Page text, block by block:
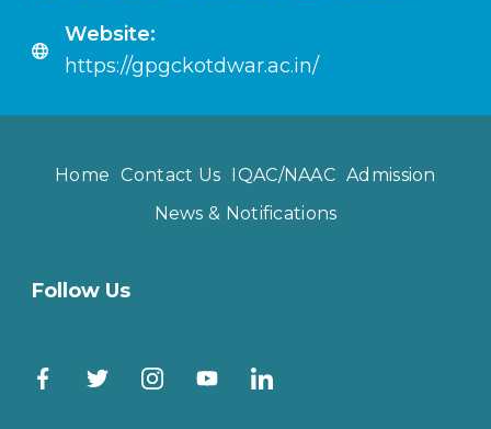
Website:
https://gpgckotdwar.ac.in/
Home Contact Us IQAC/NAAC Admission
News & Notifications
Follow Us